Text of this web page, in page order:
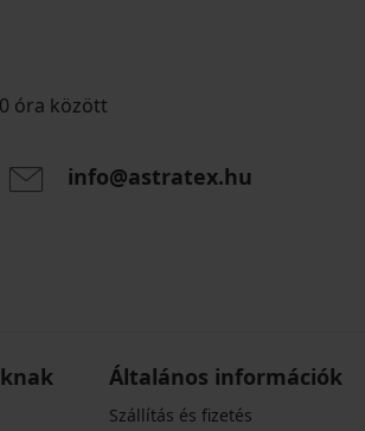
óra között
info@astratex.hu
Általános információk
Szállítás és fizetés